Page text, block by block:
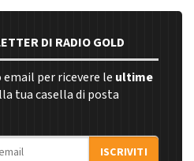
DI RADIO GOLD
per ricevere le ultime
tua casella di posta
ISCRIVITI